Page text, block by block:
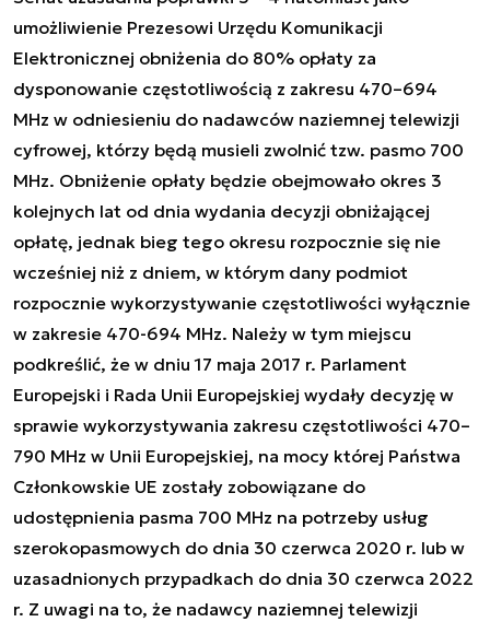
umożliwienie Prezesowi Urzędu Komunikacji
Elektronicznej obniżenia do 80% opłaty za
dysponowanie częstotliwością z zakresu 470–694
MHz w odniesieniu do nadawców naziemnej telewizji
cyfrowej, którzy będą musieli zwolnić tzw. pasmo 700
MHz. Obniżenie opłaty będzie obejmowało okres 3
kolejnych lat od dnia wydania decyzji obniżającej
opłatę, jednak bieg tego okresu rozpocznie się nie
wcześniej niż z dniem, w którym dany podmiot
rozpocznie wykorzystywanie częstotliwości wyłącznie
w zakresie 470-694 MHz. Należy w tym miejscu
podkreślić, że w dniu 17 maja 2017 r. Parlament
Europejski i Rada Unii Europejskiej wydały decyzję w
sprawie wykorzystywania zakresu częstotliwości 470–
790 MHz w Unii Europejskiej, na mocy której Państwa
Członkowskie UE zostały zobowiązane do
udostępnienia pasma 700 MHz na potrzeby usług
szerokopasmowych do dnia 30 czerwca 2020 r. lub w
uzasadnionych przypadkach do dnia 30 czerwca 2022
r. Z uwagi na to, że nadawcy naziemnej telewizji